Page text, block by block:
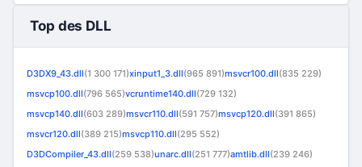
Top des DLL
D3DX9_43.dll(1 300 171)xinput1_3.dll(965 891)msvcr100.dll(835 229)
msvcp100.dll(796 565)vcruntime140.dll(729 132)
msvcp140.dll(603 289)msvcr110.dll(591 757)msvcp120.dll(391 865)
msvcr120.dll(389 215)msvcp110.dll(295 552)
D3DCompiler_43.dll(259 538)unarc.dll(251 777)amtlib.dll(239 246)